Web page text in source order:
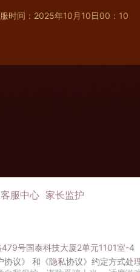
时间：2025年10月10日00：10
客服中心 家长监护
号国泰科技大厦2单元1101室-4
协议》 和 《隐私协议》 约定方式处